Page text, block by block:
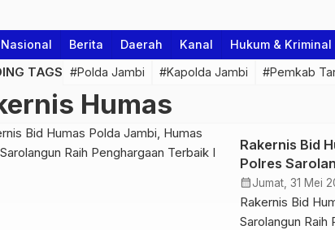
Nasional Berita Daerah Kanal Hukum & Kriminal
TAGS #Polda Jambi #Kapolda Jambi #Pemkab
Humas
Rakernis Bid
Polres
Icalendar_monthJumat, 31 Mei
Rakernis Bid
Sarolangun Raih